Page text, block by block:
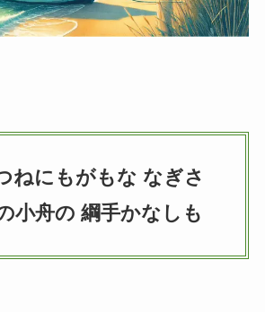
ねにもがもな なぎさ
小舟の 綱手かなしも